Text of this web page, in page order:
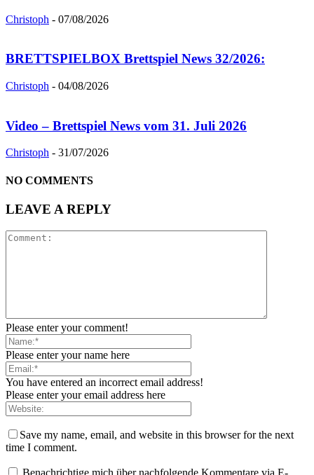
Christoph - 07/08/2026
BRETTSPIELBOX Brettspiel News 32/2026:
Christoph - 04/08/2026
Video – Brettspiel News vom 31. Juli 2026
Christoph - 31/07/2026
NO COMMENTS
LEAVE A REPLY
Please enter your comment!
Please enter your name here
You have entered an incorrect email address!
Please enter your email address here
Save my name, email, and website in this browser for the next
time I comment.
Benachrichtige mich über nachfolgende Kommentare via E-